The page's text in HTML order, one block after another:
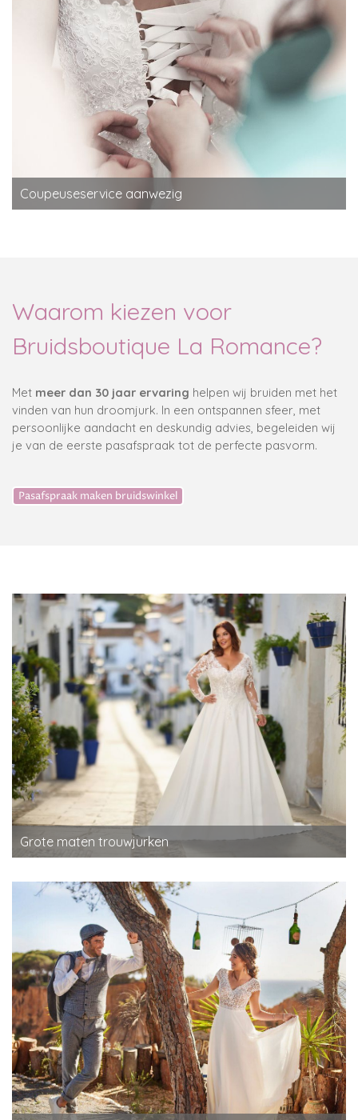
Coupeuseservice aanwezig
Waarom kiezen voor
Bruidsboutique La Romance?
Met meer dan 30 jaar ervaring helpen wij bruiden met het
vinden van hun droomjurk. In een ontspannen sfeer, met
persoonlijke aandacht en deskundig advies, begeleiden wij
je van de eerste pasafspraak tot de perfecte pasvorm.
Pasafspraak maken bruidswinkel
Grote maten trouwjurken